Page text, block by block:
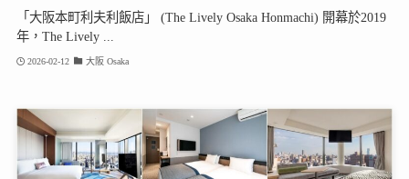
「大阪本町利夫利飯店」 (The Lively Osaka Honmachi) 開幕於2019
年，The Lively ...
2026-02-12 大阪 Osaka